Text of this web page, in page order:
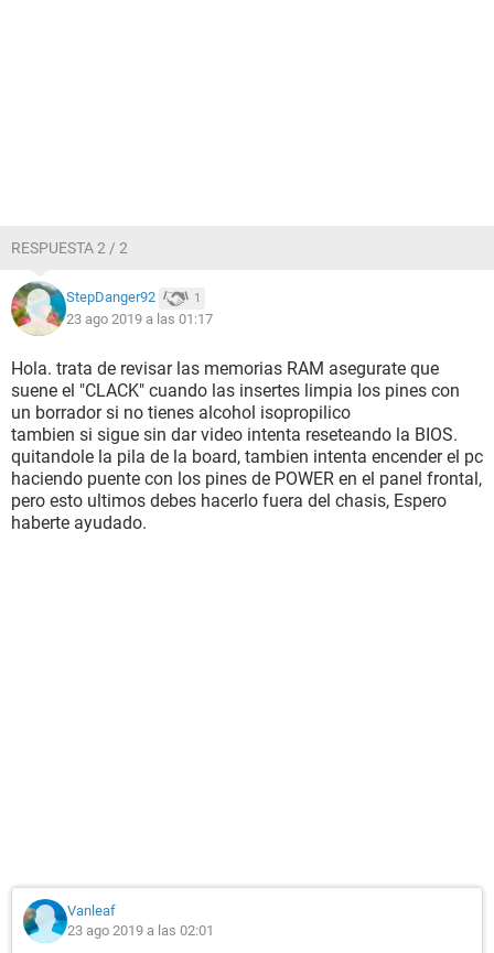
RESPUESTA 2 / 2
StepDanger92 1
23 ago 2019 a las 01:17
Hola. trata de revisar las memorias RAM asegurate que
suene el "CLACK" cuando las insertes limpia los pines con
un borrador si no tienes alcohol isopropilico
tambien si sigue sin dar video intenta reseteando la BIOS.
quitandole la pila de la board, tambien intenta encender el pc
haciendo puente con los pines de POWER en el panel frontal,
pero esto ultimos debes hacerlo fuera del chasis, Espero
haberte ayudado.
Vanleaf
23 ago 2019 a las 02:01